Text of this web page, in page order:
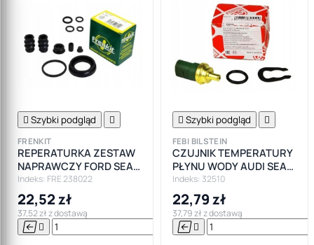
 Szybki podgląd 
FRENKIT
REPERATURKA ZESTAW
NAPRAWCZY FORD SEAT
AUDI VW 38m
Indeks: FRE 238022
22,52 zł
37,52 zł z dostawą
  

 Szybki podgląd 
FEBI BILSTEIN
CZUJNIK TEMPERATURY
PŁYNU WODY AUDI SEAT
SKODA VW
Indeks: 32510
22,79 zł
37,79 zł z dostawą
 